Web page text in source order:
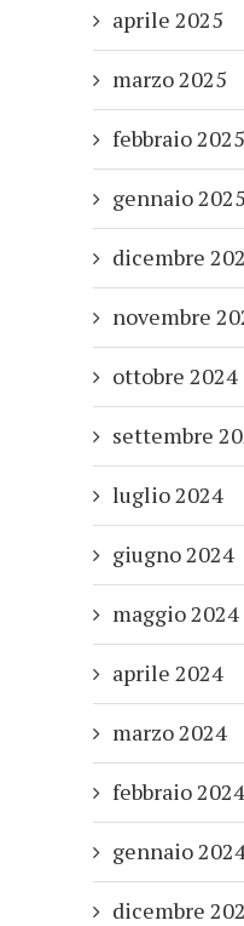
aprile 2025
marzo 2025
febbraio 2025
gennaio 2025
dicembre
novembre
ottobre 2024
settembre
luglio 2024
giugno 2024
maggio 2024
aprile 2024
marzo 2024
febbraio 2024
gennaio
dicembre